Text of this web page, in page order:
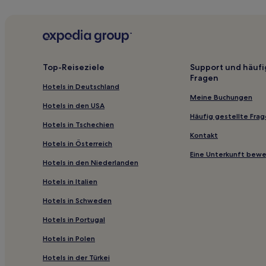
Hotels nahe Ski Portillo
Las Rosas Hotels
Hotels nahe Rioja Palast Museum für dekorative
Hotels nahe Valparaiso Sporting Club
Hotels nahe Palacio Presidencial de Cerro Castillo
Hotels nahe Strand von Acapulco
4-Sterne-Hotels in Valparaiso
3-Sterne-Hotels in Maitencillo
3-Sterne-Hotels in Reñaca
Ferienwohnungen in Algarrobo
Gasthäuser in Valparaiso
Gasthäuser in Höhle von Quintay
Top-Reiseziele
Hotels in Deutschland
Hotels in den USA
Hotels in Tschechien
Hotels in Österreich
Hotels in den Niederlanden
Hotels in Italien
Hotels in Schweden
Hotels in Portugal
Hotels in Polen
Hotels in der Türkei
Support und
Fragen
Meine Buchungen
Häufig gestellte
Kontakt
Eine Unterkunft